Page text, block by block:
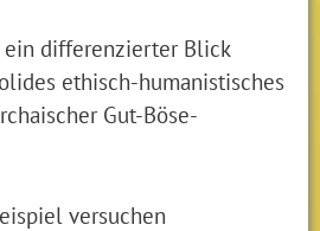
differenzierter Blick
ethisch-humanistisches
Gut-Böse-
versuchen